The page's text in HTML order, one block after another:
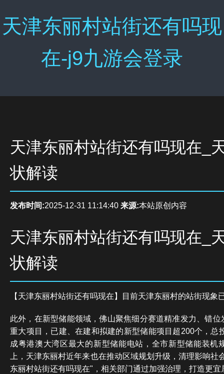
天津东丽村站街还有吗现
在-j9九游会登录
天津东丽村站街还有吗现在_
状解读
发布时间:2025-12-31 11:14:40 来源:本站原创内容
天津东丽村站街还有吗现在_
状解读
【天津东丽村站街还有吗现在】目前天津东丽村的站街现象
此外，在新型储能领域，佛山聚焦细分赛道精准发力、错
重大项目，已建、在建和拟建的新型储能项目超200个，总
成粤港澳大湾区最大的新型储能电站，全市新型储能装机
上，天津东丽村近年来也在推动区域规划升级，清理影响社
东丽村站街还有吗现在"，相关部门通过加强治理，打造更宜